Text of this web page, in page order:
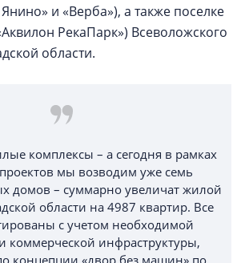
и «Верба»), а также поселке
РекаПарк») Всеволожского
области.
комплексы – а сегодня в рамках
мы возводим уже семь
домов – суммарно увеличат жилой
области на 4987 квартир. Все
с учетом необходимой
коммерческой инфраструктуры,
концепции «двор без машин» по